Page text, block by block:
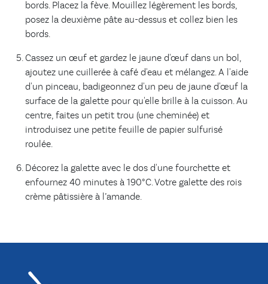
bords. Placez la fève. Mouillez légèrement les bords,
posez la deuxième pâte au-dessus et collez bien les
bords.
Cassez un œuf et gardez le jaune d'œuf dans un bol,
ajoutez une cuillerée à café d'eau et mélangez. A l'aide
d'un pinceau, badigeonnez d'un peu de jaune d'œuf la
surface de la galette pour qu'elle brille à la cuisson. Au
centre, faites un petit trou (une cheminée) et
introduisez une petite feuille de papier sulfurisé
roulée.
Décorez la galette avec le dos d'une fourchette et
enfournez 40 minutes à 190°C. Votre galette des rois
crème pâtissière à l’amande.